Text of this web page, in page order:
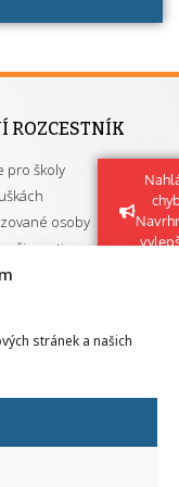
stránek a našich
ROZCESTNÍK
pro školy
osoby
a živnosti
institut ČR
náměstí 25
1